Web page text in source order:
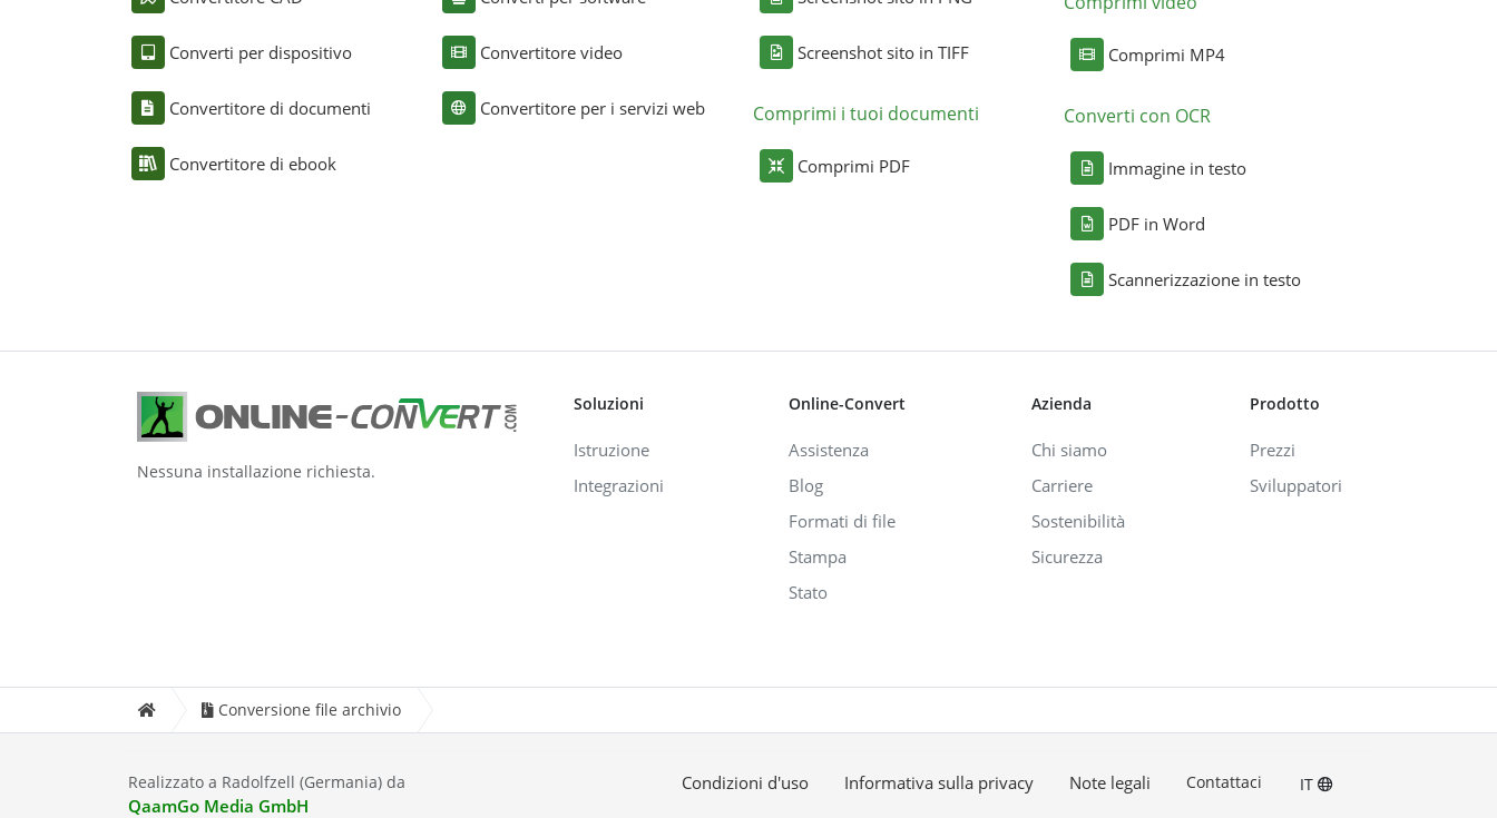
Converti per dispositivo
Convertitore di documenti
Convertitore di ebook
Convertitore video
Convertitore per i servizi web
Screenshot sito in TIFF
Comprimi i tuoi documenti
Comprimi PDF
Comprimi MP4
Converti con OCR
Immagine in testo
PDF in Word
Scannerizzazione in testo
Nessuna installazione richiesta.
Soluzioni
Istruzione
Integrazioni
Online-Convert
Assistenza
Blog
Formati di file
Stampa
Stato
Azienda
Chi siamo
Carriere
Sostenibilità
Sicurezza
Prodotto
Prezzi
Sviluppatori
Conversione file archivio
Realizzato a Radolfzell (Germania) da
QaamGo Media GmbH
Condizioni d'uso Informativa sulla privacy Note legali Contattaci IT